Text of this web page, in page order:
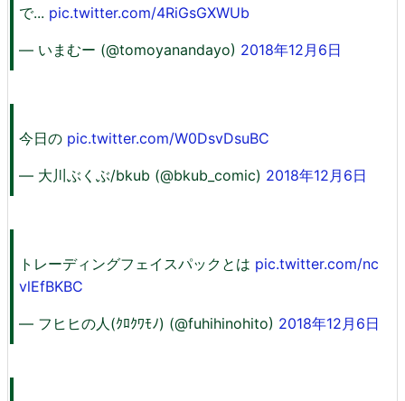
で... pic.twitter.com/4RiGsGXWUb
— いまむー (@tomoyanandayo) 2018年12月6日
今日の pic.twitter.com/W0DsvDsuBC
— 大川ぶくぶ/bkub (@bkub_comic) 2018年12月6日
トレーディングフェイスパックとは pic.twitter.com/nc
vlEfBKBC
— フヒヒの人(ｸﾛｸﾜﾓﾉ) (@fuhihinohito) 2018年12月6日